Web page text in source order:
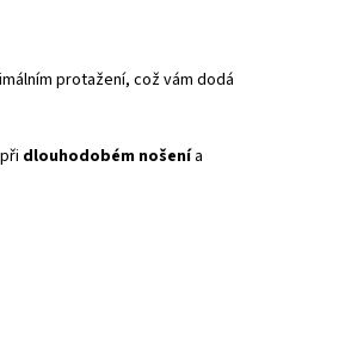
protažení, což vám dodá
dlouhodobém nošenía